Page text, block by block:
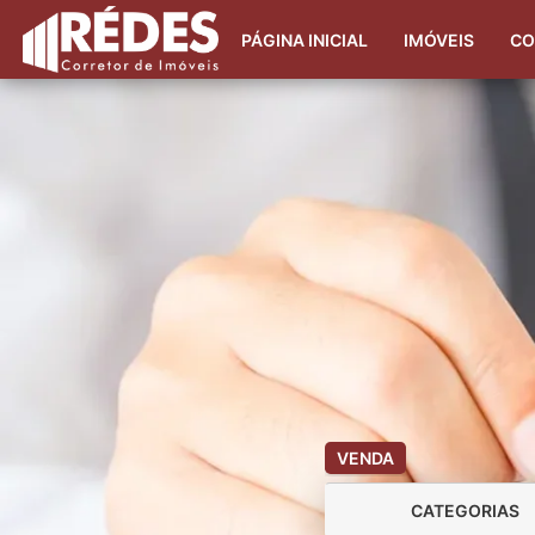
PÁGINA INICIAL IMÓVEIS
VENDA
CATEGORIAS